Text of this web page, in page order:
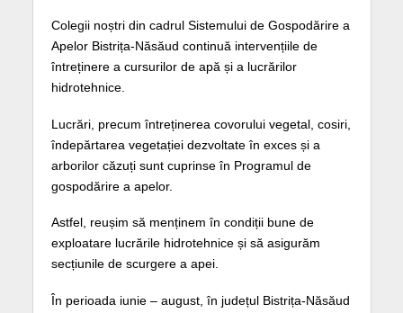
Colegii noștri din cadrul Sistemului de Gospodărire a
Apelor Bistrița-Năsăud continuă intervențiile de
întreținere a cursurilor de apă și a lucrărilor
hidrotehnice.
Lucrări, precum întreținerea covorului vegetal, cosiri,
îndepărtarea vegetației dezvoltate în exces și a
arborilor căzuți sunt cuprinse în Programul de
gospodărire a apelor.
Astfel, reușim să menținem în condiții bune de
exploatare lucrările hidrotehnice și să asigurăm
secțiunile de scurgere a apei.
În perioada iunie – august, în județul Bistrița-Năsăud